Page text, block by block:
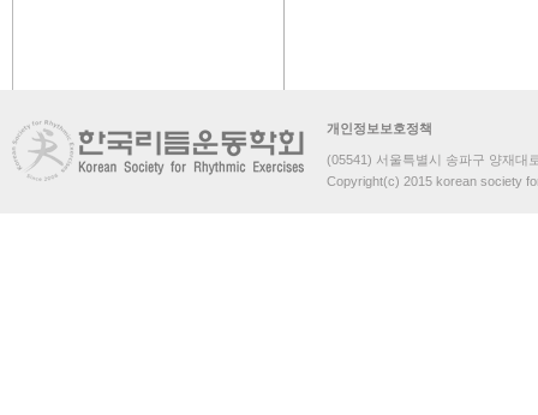
개인정보보호정책
(05541) 서울특별시 송파구 양재대
Copyright(c) 2015 korean society